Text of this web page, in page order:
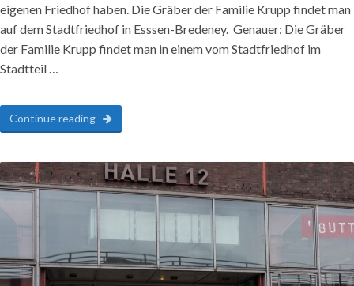
eigenen Friedhof haben. Die Gräber der Familie Krupp findet man
auf dem Stadtfriedhof in Esssen-Bredeney. Genauer: Die Gräber
der Familie Krupp findet man in einem vom Stadtfriedhof im
Stadtteil …
Continue reading